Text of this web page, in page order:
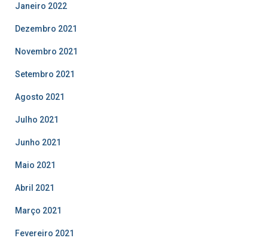
Janeiro 2022
Dezembro 2021
Novembro 2021
Setembro 2021
Agosto 2021
Julho 2021
Junho 2021
Maio 2021
Abril 2021
Março 2021
Fevereiro 2021